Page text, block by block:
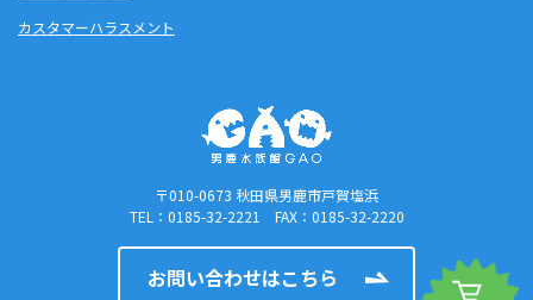
カスタマーハラスメント
〒010-0673 秋田県男鹿市戸賀塩浜
TEL：0185-32-2221 FAX：0185-32-2220
お問い合わせはこちら